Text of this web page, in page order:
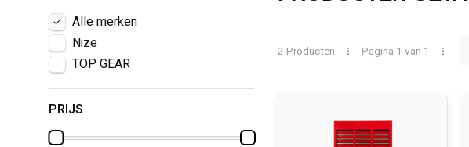
Alle merken
Nize
TOP GEAR
PRIJS
2 Producten Pagina 1 van 1